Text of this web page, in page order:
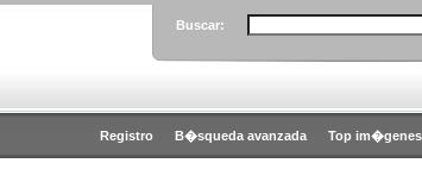
Buscar:
Registro B�squeda avanzada Top im�genes